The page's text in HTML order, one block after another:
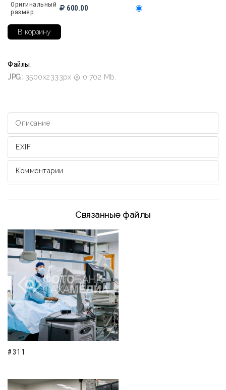
Оригинальный
размер
600.00
Файлы:
JPG: 3500x2333px @ 0.702 Mb.
Описание
EXIF
Комментарии
Связанные файлы
#311